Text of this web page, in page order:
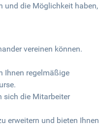
und die Möglichkeit haben,
vereinen können.
Ihnen regelmäßige
sich die Mitarbeiter
erweitern und bieten Ihnen